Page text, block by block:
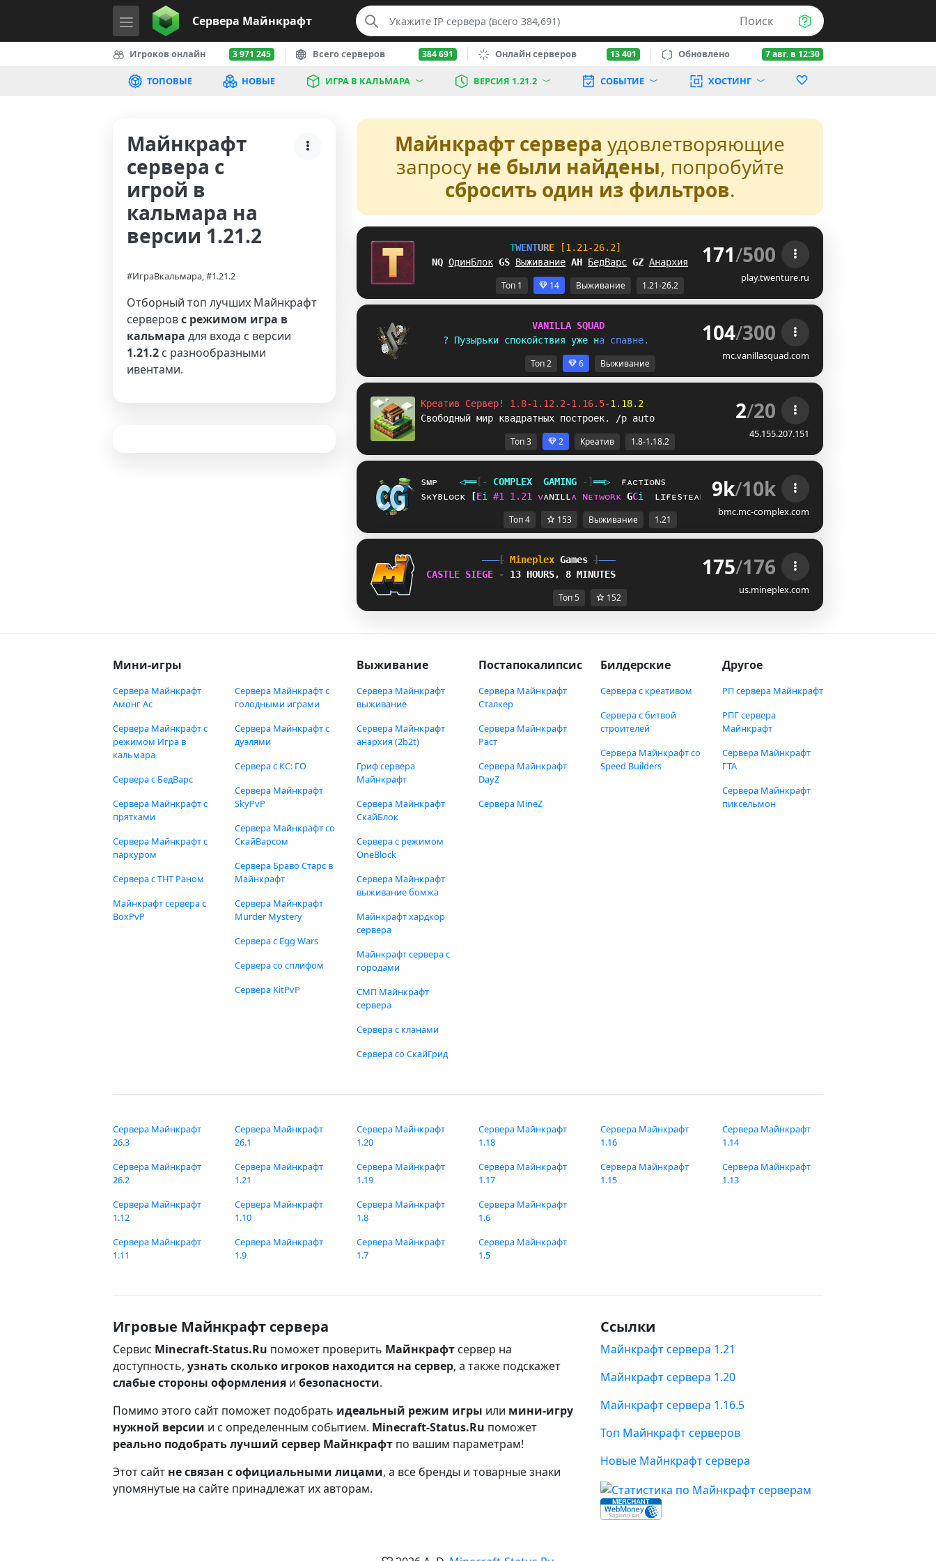
Сервера Майнкрафт Поиск
Игроков онлайн 3 971 245 Всего серверов 384 691 Онлайн серверов 13 401 Обновлено 7 авг. в 12:30
ТОПОВЫЕ НОВЫЕ ИГРА В КАЛЬМАРА ВЕРСИЯ 1.21.2 СОБЫТИЕ ХОСТИНГ
Майнкрафт
сервера с
игрой в
кальмара на
версии 1.21.2
#ИграВкальмара, #1.21.2
Отборный топ лучших Майнкрафт
серверовс режимом игра в
кальмара для входа с версии
1.21.2 с разнообразными
ивентами.
Майнкрафт сервера удовлетворяющие
запросу не были найдены, попробуйте
сбросить один из фильтров.
TWENTURE
[1.21-26.2]
YI ОдинБлок WS Выживание LA БедВарс ]I Анархия 171/500
play.twenture.ru
Топ 1 14 Выживание 1.21-26.2
VANIL L A SQUAD
? Пузырьки спокойствия уже на спавне. 104/300
mc.vanillasquad.com
Топ 2 6 Выживание
Креатив Сервер! 1.8-1.12.2-1.16.5-1.18.2
Свободный мир квадратных построек. /p auto
2/20
45.155.207.151
Топ 3 2 Креатив 1.8-1.18.2
sᴍᴘ ◁══[‐ COMPL EX GAMING ‐]══▷
ғᴀᴄᴛɪᴏɴs
sᴋʏʙʟᴏᴄᴋ
WPi #1 1 . 21 ᴠᴀɴɪʟʟᴀ ɴᴇᴛᴡᴏʀᴋ HZi ʟɪғᴇsᴛᴇᴀʟ 9k/10k
bmc.mc-complex.com
Топ 4 153 Выживание 1.21
[ Mineplex Games ]
CASTLE SIEGE
- 13 HOURS, 8 MINUTES 175/176
us.mineplex.com
Топ 5 152
Мини-игры
Сервера Майнкрафт
Амонг Ас
Сервера Майнкрафт с
режимом Игра в
кальмара
Сервера с БедВарс
Сервера Майнкрафт с
прятками
Сервера Майнкрафт с
паркуром
Сервера с ТНТ Раном
Майнкрафт сервера с
BoxPvP
Сервера Майнкрафт с
голодными играми
Сервера Майнкрафт с
дуэлями
Сервера с КС: ГО
Сервера Майнкрафт
SkyPvP
Сервера Майнкрафт со
СкайВарсом
Сервера Браво Старс в
Майнкрафт
Сервера Майнкрафт
Murder Mystery
Сервера с Egg Wars
Сервера со сплифом
Сервера KitPvP
Выживание
Сервера Майнкрафт
выживание
Сервера Майнкрафт
анархия (2b2t)
Гриф сервера
Майнкрафт
Сервера Майнкрафт
СкайБлок
Сервера с режимом
OneBlock
Сервера Майнкрафт
выживание бомжа
Майнкрафт хардкор
сервера
Майнкрафт сервера с
городами
СМП Майнкрафт
сервера
Сервера с кланами
Сервера со СкайГрид
Постапокалипсис
Сервера Майнкрафт
Сталкер
Сервера Майнкрафт
Раст
Сервера Майнкрафт
DayZ
Сервера MineZ
Билдерские
Сервера с креативом
Сервера с битвой
строителей
Сервера Майнкрафт со
Speed Builders
Другое
РП сервера Майнкрафт
РПГ сервера
Майнкрафт
Сервера Майнкрафт
ГТА
Сервера Майнкрафт
пиксельмон
Сервера Майнкрафт
26.3
Сервера Майнкрафт
26.2
Сервера Майнкрафт
26.1
Сервера Майнкрафт
1.21
Сервера Майнкрафт
1.20
Сервера Майнкрафт
1.19
Сервера Майнкрафт
1.18
Сервера Майнкрафт
1.17
Сервера Майнкрафт
1.16
Сервера Майнкрафт
1.15
Сервера Майнкрафт
1.14
Сервера Майнкрафт
1.13
Сервера Майнкрафт
1.12
Сервера Майнкрафт
1.11
Сервера Майнкрафт
1.10
Сервера Майнкрафт
1.9
Сервера Майнкрафт
1.8
Сервера Майнкрафт
1.7
Сервера Майнкрафт
1.6
Сервера Майнкрафт
1.5
Игровые Майнкрафт сервера
Сервис Minecraft-Status.Ru поможет проверить Майнкрафт сервер на
доступность, узнать сколько игроков находится на сервер, а также подскажет
слабые стороны оформления и безопасности.
Помимо этого сайт поможет подобрать идеальный режим игры или мини-игру
нужной версии и с определенным событием. Minecraft-Status.Ru поможет
реально подобрать лучший сервер Майнкрафт по вашим параметрам!
Этот сайт не связан с официальными лицами, а все бренды и товарные знаки
упомянутые на сайте принадлежат их авторам.
Ссылки
Майнкрафт сервера 1.21
Майнкрафт сервера 1.20
Майнкрафт сервера 1.16.5
Топ Майнкрафт серверов
Новые Майнкрафт сервера